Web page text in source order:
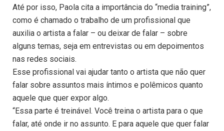
Até por isso, Paola cita a importância do “media training”,
como é chamado o trabalho de um profissional que
auxilia o artista a falar – ou deixar de falar – sobre
alguns temas, seja em entrevistas ou em depoimentos
nas redes sociais.
Esse profissional vai ajudar tanto o artista que não quer
falar sobre assuntos mais íntimos e polêmicos quanto
aquele que quer expor algo.
“Essa parte é treinável. Você treina o artista para o que
falar, até onde ir no assunto. E para aquele que quer falar